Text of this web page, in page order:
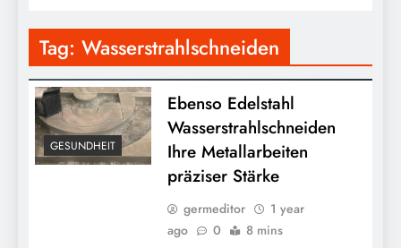
Tag: Wasserstrahlschneiden
GESUNDHEIT
Ebenso Edelstahl
Wasserstrahlschneiden
Ihre Metallarbeiten
präziser Stärke
germeditor
1 year
ago
0 8 mins